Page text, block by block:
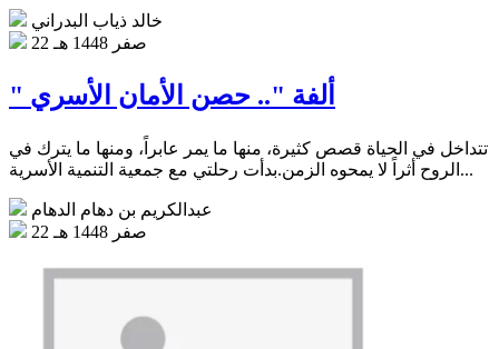
خالد ذياب البدراني
22 صفر 1448 هـ
" ألفة ".. حصن الأمان الأسري
تتداخل في الحياة قصص كثيرة، منها ما يمر عابراً، ومنها ما يترك في
الروح أثراً لا يمحوه الزمن.بدأت رحلتي مع جمعية التنمية الأسرية...
عبدالكريم بن دهام الدهام
22 صفر 1448 هـ